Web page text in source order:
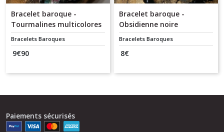
Bracelet baroque -
Tourmalines multicolores
Bracelets Baroques
9€90
Bracelet baroque -
Obsidienne noire
Bracelets Baroques
8€
Paiements sécurisés